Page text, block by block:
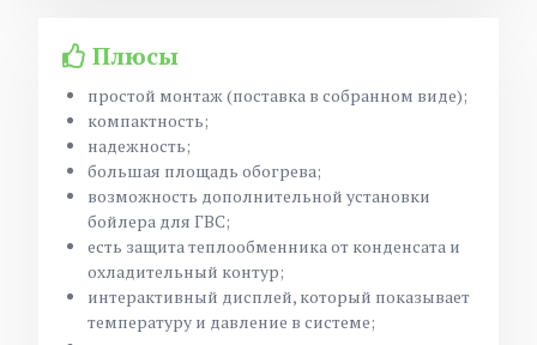
Плюсы
простой монтаж (поставка в собранном виде);
компактность;
надежность;
большая площадь обогрева;
возможность дополнительной установки
бойлера для ГВС;
есть защита теплообменника от конденсата и
охладительный контур;
интерактивный дисплей, который показывает
температуру и давление в системе;